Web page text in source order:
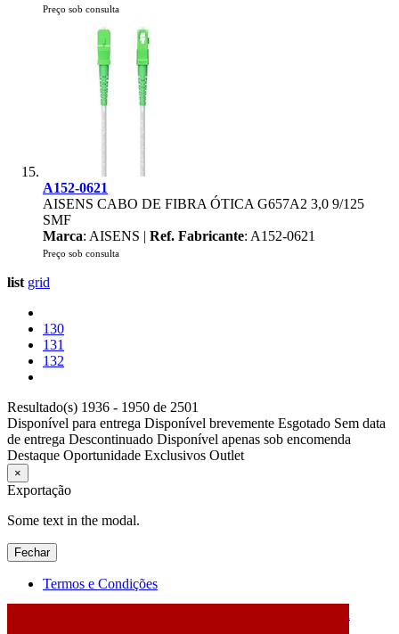
Preço sob consulta
A152-0621
AISENS CABO DE FIBRA ÓTICA G657A2 3,0 9/125
SMF
Marca: AISENS | Ref. Fabricante: A152-0621
Preço sob consulta
list grid
130
131
132
Resultado(s) 1936 - 1950 de 2501
Disponível para entrega Disponível brevemente Esgotado Sem data
de entrega Descontinuado Disponível apenas sob encomenda
Destaque Oportunidade Exclusivos Outlet
×
Exportação
Some text in the modal.
Fechar
Termos e Condições